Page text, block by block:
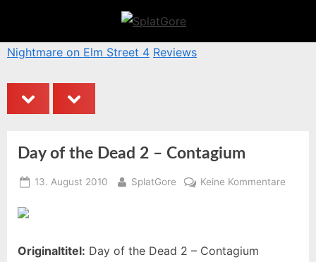
content
p
o
e
Nightmare on Elm Street 4 Reviews
prev next
Day of the Dead 2 – Contagium
Posted
13. August 2010 By
SplatGore Keine Kommentarezu
Originaltitel: Day of the Dead 2 – Contagium